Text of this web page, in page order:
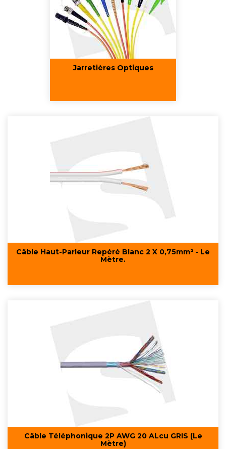
Jarretières Optiques
Câble Haut-Parleur Repéré Blanc 2 X 0,75mm² - Le
Mètre.
Câble Téléphonique 2P AWG 20 ALcu GRIS (Le
Mètre)